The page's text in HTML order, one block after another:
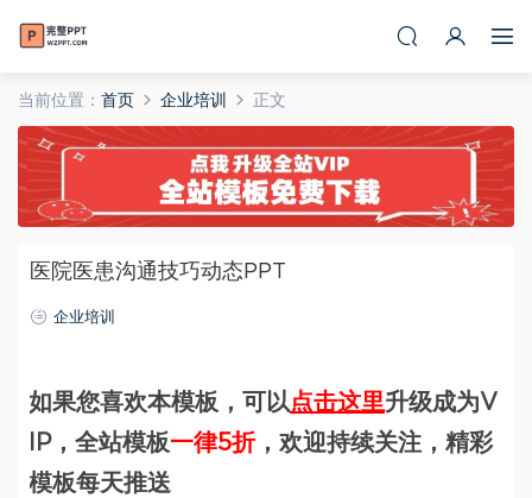
当前位置： 首页 企业培训 正文
医院医患沟通技巧动态PPT
企业培训
如果您喜欢本模板，可以点击这里升级成为V
IP，全站模板一律5折，欢迎持续关注，精彩
模板每天推送